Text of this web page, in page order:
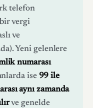
telefon
vergi
ve
Yeni gelenlere
numarası
ise 99 ile
aynı zamanda
ve genelde